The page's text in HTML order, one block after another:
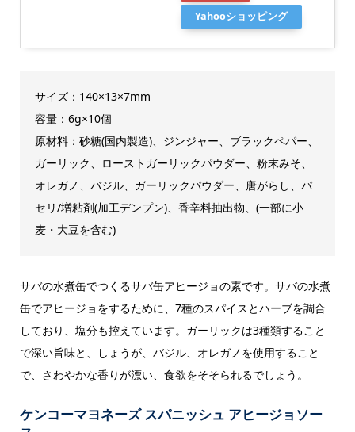
Yahooショッピング
サイズ：140×13×7mm
容量：6g×10個
原材料：砂糖(国内製造)、ジンジャー、ブラックペパー、
ガーリック、ローストガーリックパウダー、粉末みそ、
オレガノ、バジル、ガーリックパウダー、唐がらし、パ
セリ/増粘剤(加工デンプン)、香辛料抽出物、(一部に小
麦・大豆を含む)
サバの水煮缶でつくるサバ缶アヒージョの素です。サバの水煮
缶でアヒージョをするために、7種のスパイスとハーブを調合
しており、塩分も控えています。ガーリックは3種類すること
で深い旨味と、しょうが、バジル、オレガノを使用すること
で、さわやかな香りが漂い、食欲をそそられるでしょう。
ケンコーマヨネーズ スパニッシュ アヒージョソー